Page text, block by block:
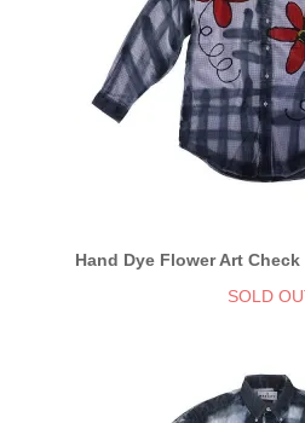
Hand Dye Flower Art
SOLD